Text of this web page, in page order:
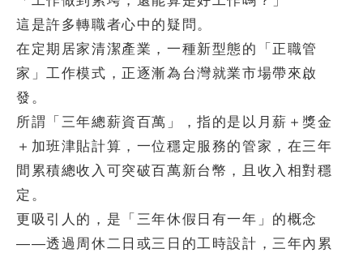
這是許多轉職者心中的疑問。
在定期居家清潔產業，一種新型態的「正職管
家」工作模式，正逐漸為台灣就業市場帶來啟
發。
所謂「三年總薪資百萬」，指的是以月薪＋獎金
＋加班津貼計算，一位穩定服務的管家，在三年
間累積總收入可突破百萬新台幣，且收入相對穩
定。
更吸引人的，是「三年休假日有一年」的概念
——透過周休二日或三日的工時設計，三年內累